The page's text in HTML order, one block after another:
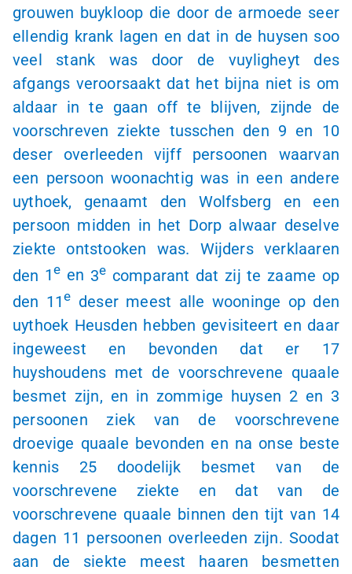
grouwen buykloop die door de armoede seer
ellendig krank lagen en dat in de huysen soo
veel stank was door de vuyligheyt des
afgangs veroorsaakt dat het bijna niet is om
aldaar in te gaan off te blijven, zijnde de
voorschreven ziekte tusschen den 9 en 10
deser overleeden vijff persoonen waarvan
een persoon woonachtig was in een andere
uythoek, genaamt den Wolfsberg en een
persoon midden in het Dorp alwaar deselve
ziekte ontstooken was. Wijders verklaaren
den 1e en 3e comparant dat zij te zaame op
den 11e deser meest alle wooninge op den
uythoek Heusden hebben gevisiteert en daar
ingeweest en bevonden dat er 17
huyshoudens met de voorschrevene quaale
besmet zijn, en in zommige huysen 2 en 3
persoonen ziek van de voorschrevene
droevige quaale bevonden en na onse beste
kennis 25 doodelijk besmet van de
voorschrevene ziekte en dat van de
voorschrevene quaale binnen den tijt van 14
dagen 11 persoonen overleeden zijn. Soodat
aan de siekte meest haaren besmetten